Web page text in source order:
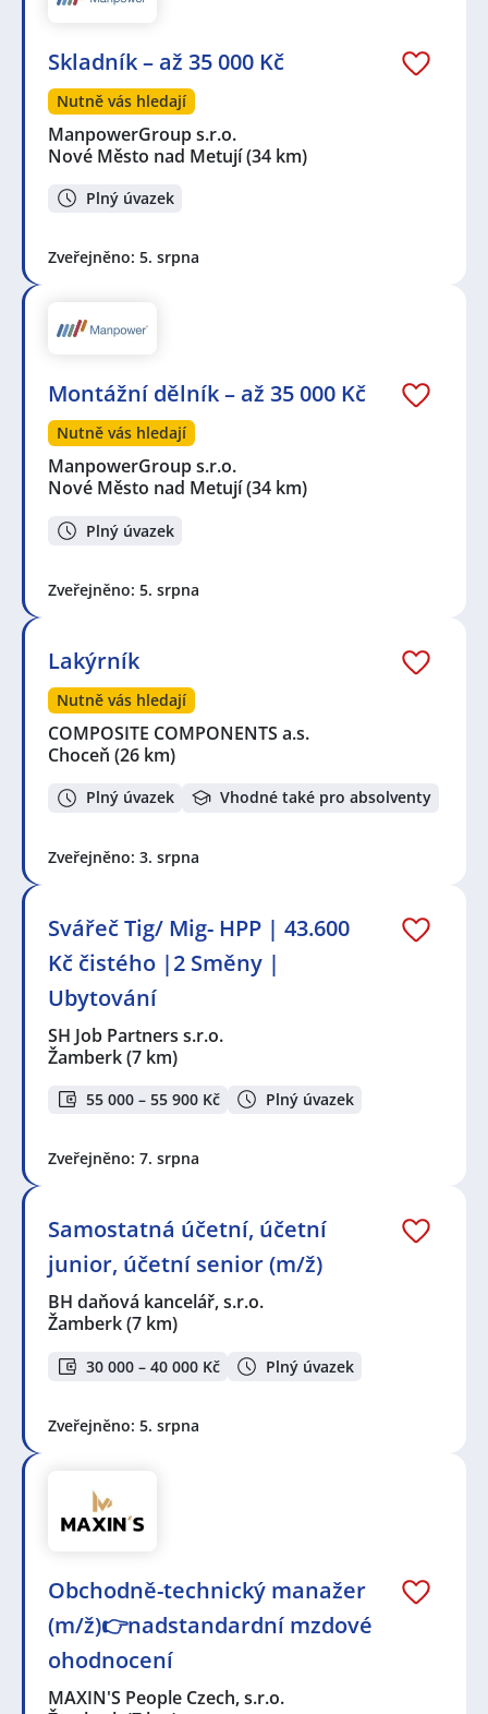
Skladník – až 35 000 Kč
Nutně vás hledají
ManpowerGroup s.r.o.
Nové Město nad Metují(34 km)
Plný úvazek
Zveřejněno: 5. srpna
Montážní dělník – až 35 000 Kč
Nutně vás hledají
ManpowerGroup s.r.o.
Nové Město nad Metují(34 km)
Plný úvazek
Zveřejněno: 5. srpna
Lakýrník
Nutně vás hledají
COMPOSITE COMPONENTS a.s.
Choceň (26 km)
Plný úvazek Vhodné také pro absolventy
Zveřejněno: 3. srpna
Svářeč Tig/ Mig- HPP | 43.600
Kč čistého |2 Směny |
Ubytování
SH Job Partners s.r.o.
Žamberk(7 km)
55 000 – 55 900 Kč Plný úvazek
Zveřejněno: 7. srpna
Samostatná účetní, účetní
junior, účetní senior (m/ž)
BH daňová kancelář, s.r.o.
Žamberk(7 km)
30 000 – 40 000 Kč Plný úvazek
Zveřejněno: 5. srpna
Obchodně-technický manažer
(m/ž)👉nadstandardní mzdové
ohodnocení
MAXIN'S People Czech, s.r.o.